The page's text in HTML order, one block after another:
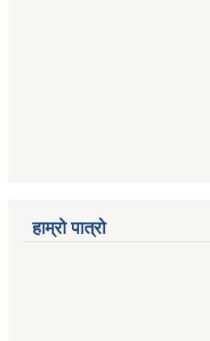
हाम्रो पात्रो